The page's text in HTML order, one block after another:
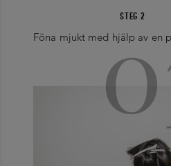
STEG 2
Föna mjukt med hjälp av en